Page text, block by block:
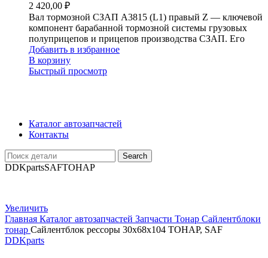
2 420,00 ₽
Вал тормозной СЗАП A3815 (L1) правый Z — ключевой
компонент барабанной тормозной системы грузовых
полуприцепов и прицепов производства СЗАП. Его
Добавить в избранное
В корзину
Быстрый просмотр
Каталог автозапчастей
Контакты
Search
DDKpartsSAFТОНАР
Увеличить
Главная Каталог автозапчастей Запчасти Тонар Сайлентблоки
тонар Сайлентблок рессоры 30х68х104 ТОНАР, SAF
DDKparts